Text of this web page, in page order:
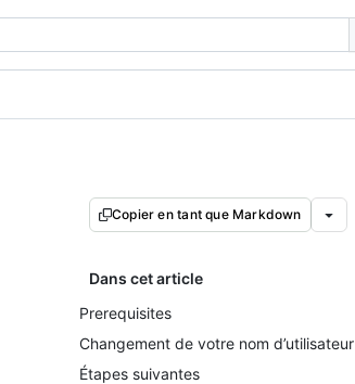
Copier en tant que Markdown
Dans cet article
Prerequisites
Changement de votre nom d’utilisateur
Étapes suivantes